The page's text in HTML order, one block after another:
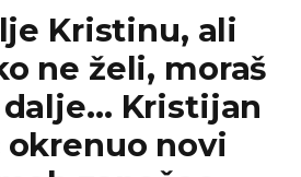
Kristinu, ali
ne želi, moraš
dalje… Kristijan
novi